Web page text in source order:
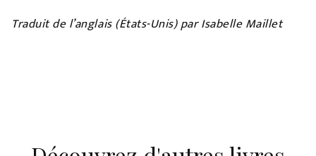
Traduit de l’anglais (États-Unis) par Isabelle Maillet